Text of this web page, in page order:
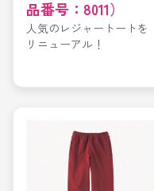
品番号：8011）
人気のレジャートートを
リニューアル！